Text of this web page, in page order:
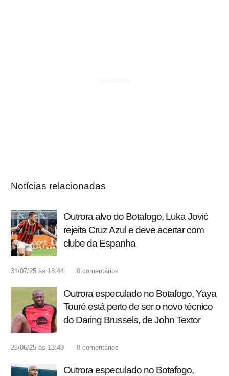
Notícias relacionadas
Outrora alvo do Botafogo, Luka Jović
rejeita Cruz Azul e deve acertar com
clube da Espanha
31/07/25 às 18:44 0 comentários
Outrora especulado no Botafogo, Yaya
Touré está perto de ser o novo técnico
do Daring Brussels, de John Textor
25/06/25 às 13:49 0 comentários
Outrora especulado no Botafogo,